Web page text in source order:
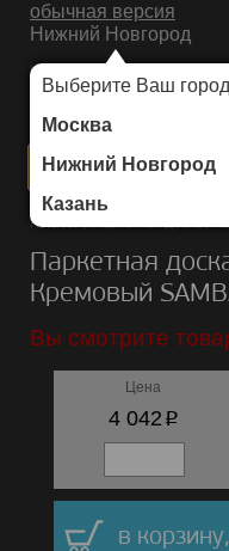
обычная версия
Нижний Новгород
Выберите Ваш город
Москва
Нижний Новгород
Казань
ИНТЕРНЕТ-МАГАЗИН НАПОЛЬНЫХ
Каталог/Паркетная доска/
Паркетная
Кремовый
Вы смотрите
Цена
4 042 p
в корзину,